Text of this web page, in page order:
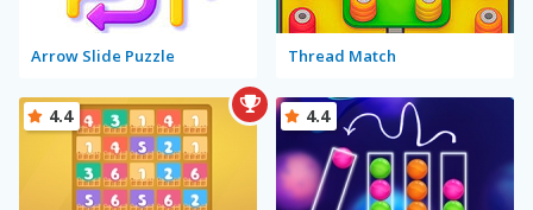
Arrow Slide Puzzle Thread Match
4.4 4.4